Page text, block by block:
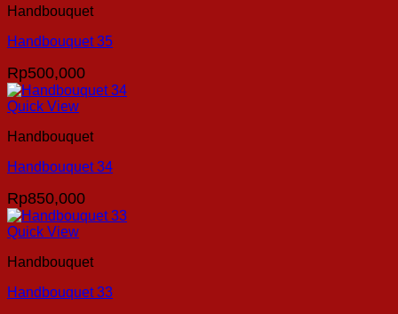
Handbouquet
Handbouquet 35
Rp500,000
Quick View
Handbouquet
Handbouquet 34
Rp850,000
Quick View
Handbouquet
Handbouquet 33